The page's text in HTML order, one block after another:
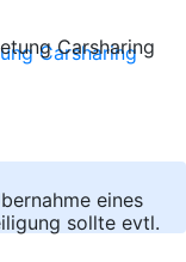
eines
sollte evtl.